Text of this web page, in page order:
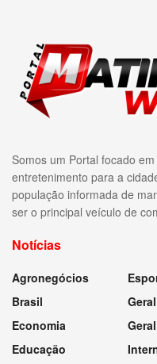
Somos um Portal focado
entretenimento para a
população informada de
ser o principal veículo de
Notícias
Agronegócios
Brasil
Economia
Educação
Geral
Geral